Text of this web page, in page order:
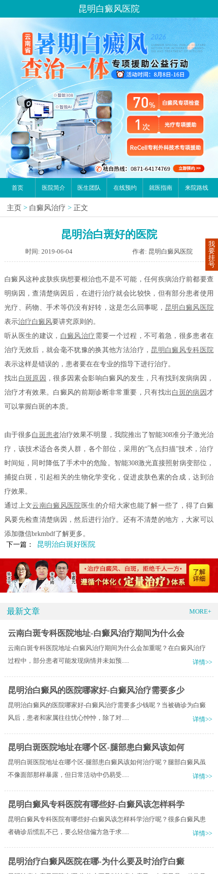
昆明白癜风医院
首页 医院简介 医生团队 在线预约 就医指南 来院路线
主页 > 白癜风治疗 > 正文
昆明治白斑好的医院
时间: 2019-06-04 作者: 昆明白癜风医院
白癜风这种皮肤疾病想要根治也不是不可能，任何疾病治疗前都要查
明病因，查清楚病因后，在进行治疗就会比较快，但有部分患者使用
光疗、药物、手术等仍没有好转，这是怎么回事呢， 昆明白癜风医院
表示治疗白癜风要讲究原则的。
听从医生的建议， 白癜风治疗 需要一个过程，不可着急，很多患者在
治疗无效后，就会毫不犹豫的换其他方法治疗， 昆明白癜风专科医院
表示这样是错误的，患者要在在专业的指导下进行治疗。
找出 白斑原因 ，很多因素会影响白癜风的发生，只有找到发病病因，
治疗才有效果。白癜风的前期诊断非常重要，只有找出 白斑的病因才
可以掌握白斑的本质。
由于很多白斑患者治疗效果不明显，我院推出了智能308准分子激光治
疗，该技术适合各类人群，各个部位，采用的“飞点扫描”技术，治疗
时间短，同时降低了手术中的危险。智能308激光直接照射病变部位，
捕捉白斑，引起相关的生物化学变化，促进皮肤色素的合成，达到治
疗效果。
通过上文云南白癜风医院 医生的介绍大家也能了解一些了，得了白癜
风要先检查清楚病因，然后进行治疗。还有不清楚的地方，大家可以
添加微信brkmbdf了解更多。
下一篇：
昆明治白斑好医院
最新文章 MORE+
云南白斑专科医院地址-白癜风治疗期间为什么会
云南白斑专科医院地址-白癜风治疗期间为什么会加重呢？在白癜风治疗
过程中，部分患者可能发现病情并未如预.....
详情>>
昆明治白癜风的医院哪家好-白癜风治疗需要多少
昆明治白癜风的医院哪家好-白癜风治疗需要多少钱呢？当被确诊为白癜
风后，患者和家属往往忧心忡忡，除了对.....
详情>>
昆明白斑医院地址在哪个区-腿部患白癜风该如何
昆明白斑医院地址在哪个区-腿部患白癜风该如何治疗呢？腿部白癜风虽
不像面部那样暴露，但日常活动中仍易受.....
详情>>
昆明白癜风专科医院有哪些好-白癜风该怎样科学
昆明白癜风专科医院有哪些好-白癜风该怎样科学治疗呢？很多白癜风患
者确诊后慌乱不已，要么轻信偏方急于求.....
详情>>
昆明治疗白癜风医院在哪-为什么要及时治疗白癜
我
要
挂
号